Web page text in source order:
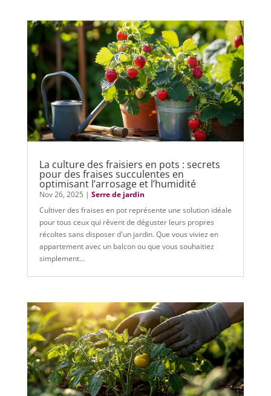
La culture des fraisiers en pots : secrets
pour des fraises succulentes en
optimisant l’arrosage et l’humidité
Nov 26, 2025 | Serre de jardin
Cultiver des fraises en pot représente une solution idéale
pour tous ceux qui rêvent de déguster leurs propres
récoltes sans disposer d'un jardin. Que vous viviez en
appartement avec un balcon ou que vous souhaitiez
simplement...